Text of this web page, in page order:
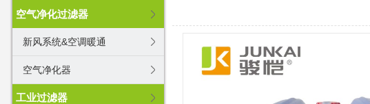
空气净化过滤器
新风系统&空调暖通
空气净化器
工业过滤器